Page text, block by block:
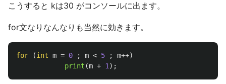
こうすると kは30 がコンソールに出ます。
for文なりなんなりも当然に効きます。
for (int m = 0 ; m < 5 ; m++)
print (m + 1 );